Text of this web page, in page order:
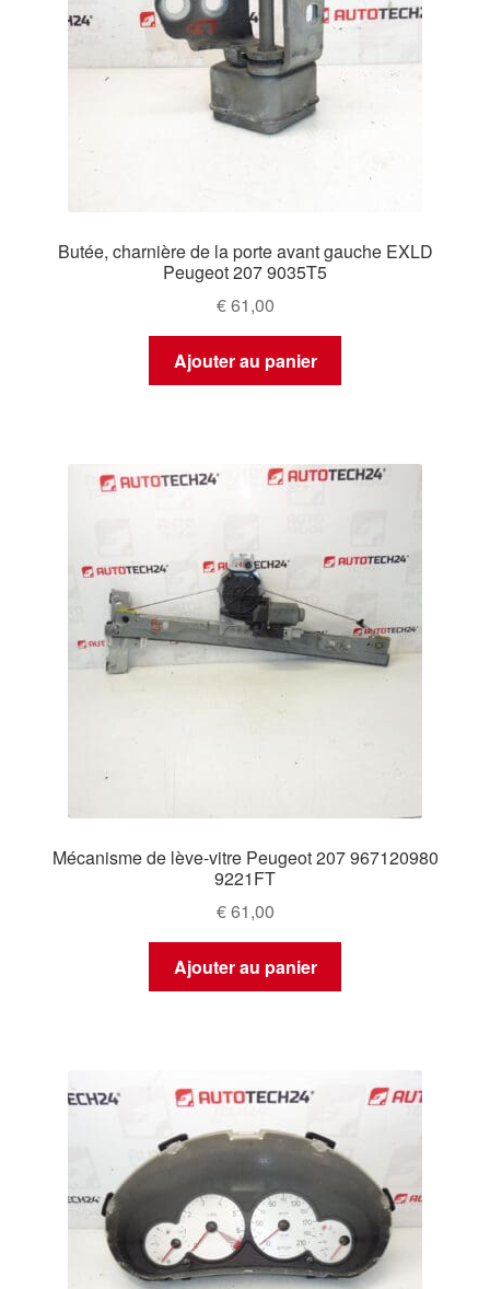
Butée, charnière de la porte avant gauche EXLD
Peugeot 207 9035T5
€61,00
Ajouter au panier
Mécanisme de lève-vitre Peugeot 207 967120980
9221FT
€61,00
Ajouter au panier